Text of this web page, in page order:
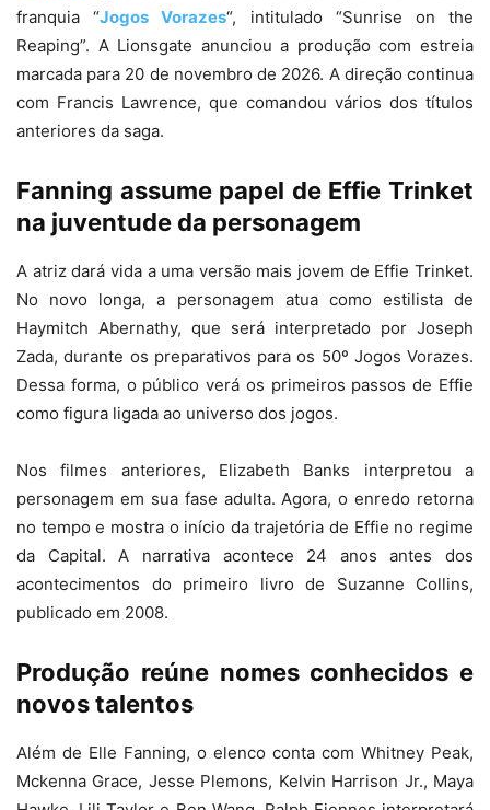
franquia “Jogos Vorazes“, intitulado “Sunrise on the
Reaping”. A Lionsgate anunciou a produção com estreia
marcada para 20 de novembro de 2026. A direção continua
com Francis Lawrence, que comandou vários dos títulos
anteriores da saga.
Fanning assume papel de Effie Trinket
na juventude da personagem
A atriz dará vida a uma versão mais jovem de Effie Trinket.
No novo longa, a personagem atua como estilista de
Haymitch Abernathy, que será interpretado por Joseph
Zada, durante os preparativos para os 50º Jogos Vorazes.
Dessa forma, o público verá os primeiros passos de Effie
como figura ligada ao universo dos jogos.
Nos filmes anteriores, Elizabeth Banks interpretou a
personagem em sua fase adulta. Agora, o enredo retorna
no tempo e mostra o início da trajetória de Effie no regime
da Capital. A narrativa acontece 24 anos antes dos
acontecimentos do primeiro livro de Suzanne Collins,
publicado em 2008.
Produção reúne nomes conhecidos e
novos talentos
Além de Elle Fanning, o elenco conta com Whitney Peak,
Mckenna Grace, Jesse Plemons, Kelvin Harrison Jr., Maya